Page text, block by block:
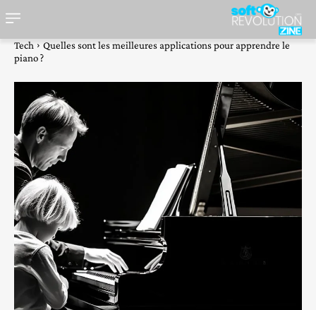
Tech
Quelles sont les meilleures applications pour apprendre le
piano ?